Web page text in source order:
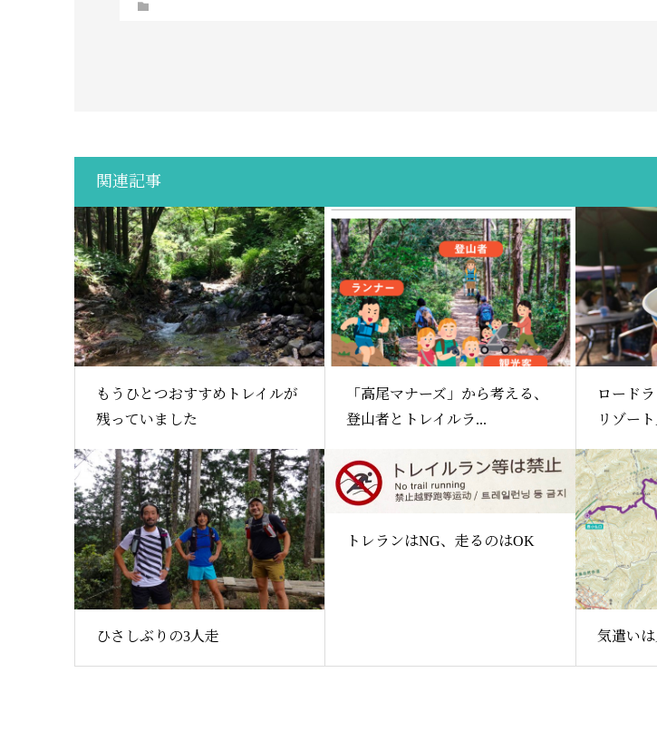
関連記事
もうひとつおすすめトレイルが
残っていました
「高尾マナーズ」から考える、
登山者とトレイルラ...
ロード
リゾー
ひさしぶりの3人走
トレランはNG、走るのはOK
気遣い